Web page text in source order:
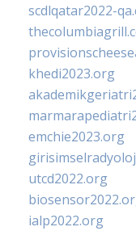
scdlqatar2022-
khedi2023.org
emchie2023.org
utcd2022.org
ialp2022.org